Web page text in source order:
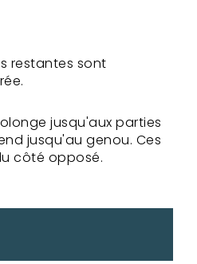
restantes sont
jusqu'aux parties
jusqu'au genou. Ces
côté opposé.